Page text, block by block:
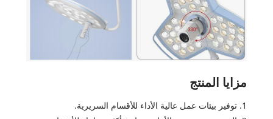
مزايا المنتج
1. توفير بيئات عمل عالية الأداء للأقسام السريرية.